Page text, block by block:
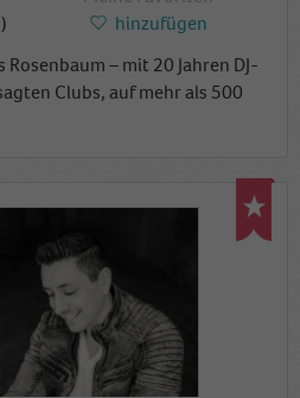
hinzufügen
Rosenbaum – mit 20 Jahren DJ-
Clubs, auf mehr als 500